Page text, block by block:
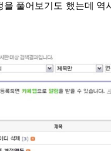
풀어보기도 했는데 역